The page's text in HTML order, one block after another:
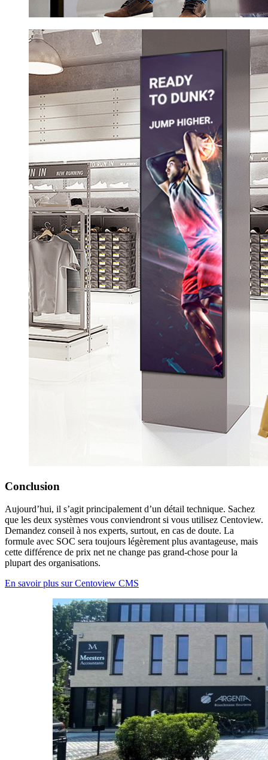
Conclusion
Aujourd’hui, il s’agit principalement d’un détail technique. Sachez
que les deux systèmes vous conviendront si vous utilisez Centoview.
Demandez conseil à nos experts, surtout, en cas de doute. La
formule avec SOC sera toujours légèrement plus avantageuse, mais
cette différence de prix net ne change pas grand-chose pour la
plupart des organisations.
En savoir plus sur Centoview CMS